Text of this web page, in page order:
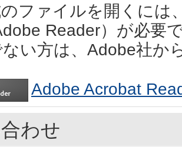
ファイルを開くには
Reader）が必要
い方は、Adobe社か
Adobe Acrobat
わせ